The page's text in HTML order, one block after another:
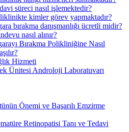
süreci nasıl işlemektedir?
kimler görev yapmaktadır?
bırakma danışmanlığı ücretli midir?
nasıl alınır?
Bırakma Polikliniğine Nasıl
Hizmeti
Ünitesi Androloji Laboratuvarı
Önemi ve Başarılı Emzirme
Retinopatisi Tanı ve Tedavi